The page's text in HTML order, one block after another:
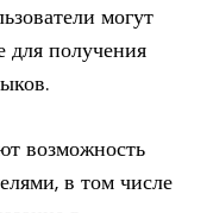
могут
для получения
возможность
в том числе